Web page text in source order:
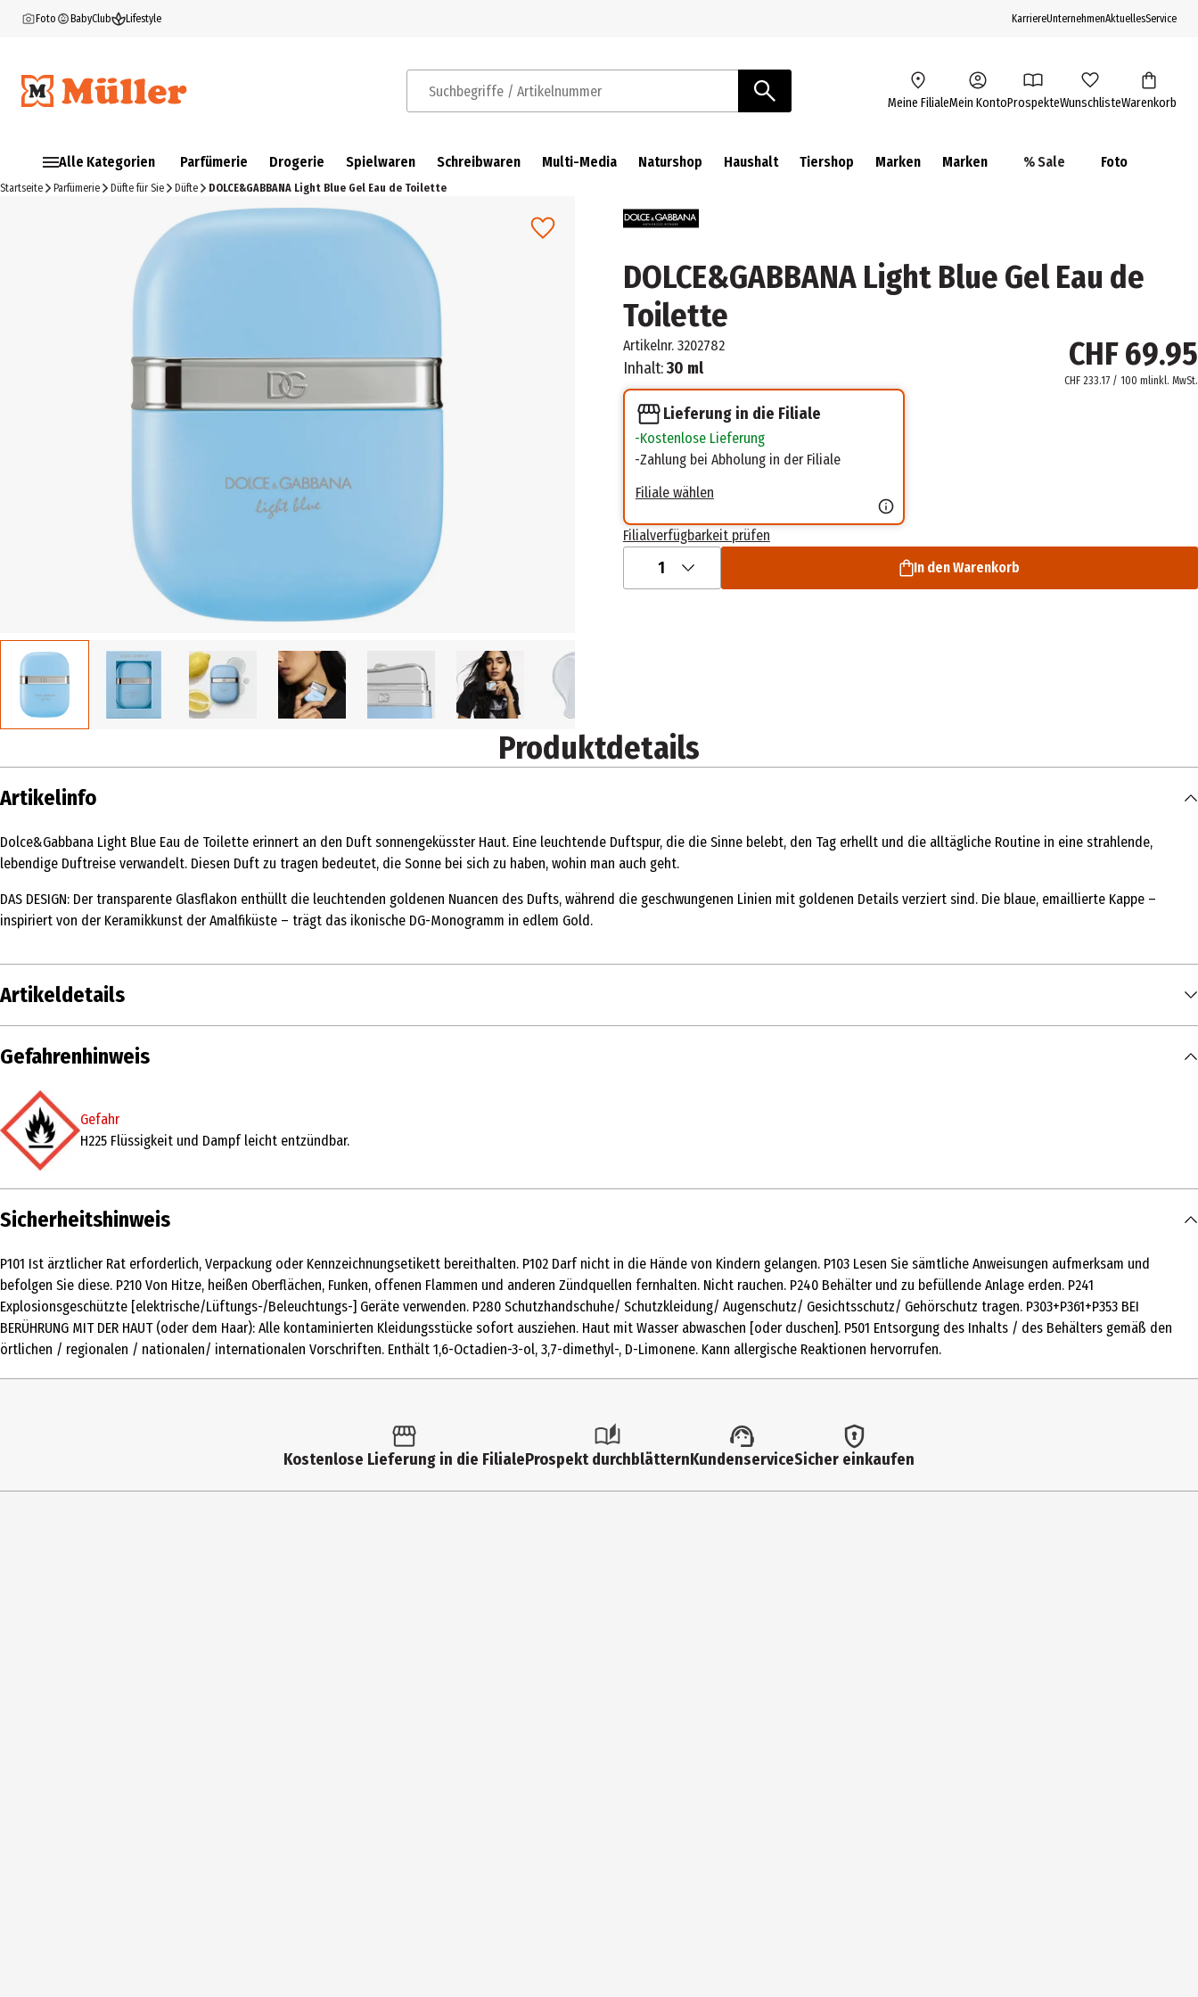
Foto BabyClub Lifestyle KarriereUnternehmenAktuellesService
Suchbegriffe / Artikelnummer Meine FilialeMein KontoProspekteWunschlisteWarenkorb
Alle Kategorien Parfümerie Drogerie Spielwaren Schreibwaren Multi-Media Naturshop Haushalt Tiershop Marken Marken % Sale Foto
Startseite Parfümerie Düfte für Sie Düfte DOLCE&GABBANA Light Blue Gel Eau de Toilette
DOLCE&GABBANA Light Blue Gel Eau de
Toilette
Artikelnr. 3202782
Inhalt:30 ml CHF 69.95
CHF 233.17 / 100 mlinkl. MwSt.
Lieferung in die Filiale
Kostenlose Lieferung
Zahlung bei Abholung in der Filiale
Filiale wählen
Filialverfügbarkeit prüfen
1 In den Warenkorb
Produktdetails
Artikelinfo
Dolce&Gabbana Light Blue Eau de Toilette erinnert an den Duft sonnengeküsster Haut. Eine leuchtende Duftspur, die die Sinne belebt, den Tag erhellt und die alltägliche Routine in eine strahlende,
lebendige Duftreise verwandelt. Diesen Duft zu tragen bedeutet, die Sonne bei sich zu haben, wohin man auch geht.
DAS DESIGN: Der transparente Glasflakon enthüllt die leuchtenden goldenen Nuancen des Dufts, während die geschwungenen Linien mit goldenen Details verziert sind. Die blaue, emaillierte Kappe –
inspiriert von der Keramikkunst der Amalfiküste – trägt das ikonische DG-Monogramm in edlem Gold.
Artikeldetails
Inhalt
Duftkonzentration
Anwendungsart
Duftnote frisch
Duftwirkung sinnlich
Inhaltsstoffe
INGREDIENTS: ALCOHOL DENAT., PARFUM (FRAGRANCE), AQUA (WATER), TETRAMETHYL ACETYLOCTAHYDRONAPHTHALENES, LIMONENE, HEXAMETHYLINDANOPYRAN, CITRUS AURANTIUM
BERGAMIA (BERGAMOT) PEEL OIL, COUMARIN, BENZYL SALICYLATE, ETHYLHEXYL METHOXYCINNAMATE, LINALYL ACETATE, CITRUS LIMON (LEMON) PEEL OIL, PINENE, VANILLIN,
DIETHYLAMINO HYDROXYBENZOYL HEXYL BENZOATE, LINALOOL, PENTAERYTHRITYL TETRA-DI-T-BUTYL HYDROXYHYDROCINNAMATE, GERANIOL, ROSE KETONES, CITRAL, CINNAMOMUM
ZEYLANICUM BARK OIL, BETA-CARYOPHYLLENE, HEXADECANOLACTONE, GERANYL ACETATE, CINNAMAL, CITRONELLOL, TERPINOLENE, CITRIC ACID, HYDROXYCITRONELLAL, CINNAMYL
ALCOHOL, BENZYL BENZOATE, ALPHA-TERPINENE, TERPINEOL, SODIUM HYDROXIDE, CI 19140 (YELLOW 5), CI 15985 (YELLOW 6) Die Liste der Inhaltsstoffe wird regelmäßig aktualisiert.
trocknen, bevor Sie Kleidung anlegen. Auf warmen Hautpartien entfaltet sich der Duft besonders gut. Vermeiden Sie den Kontakt mit den Augen.
Gefahrenhinweis
Gefahr
H225 Flüssigkeit und Dampf leicht entzündbar.
Sicherheitshinweis
P101 Ist ärztlicher Rat erforderlich, Verpackung oder Kennzeichnungsetikett bereithalten. P102 Darf nicht in die Hände von Kindern gelangen. P103 Lesen Sie sämtliche Anweisungen aufmerksam und
befolgen Sie diese. P210 Von Hitze, heißen Oberflächen, Funken, offenen Flammen und anderen Zündquellen fernhalten. Nicht rauchen. P240 Behälter und zu befüllende Anlage erden. P241
Explosionsgeschützte [elektrische/Lüftungs-/Beleuchtungs-] Geräte verwenden. P280 Schutzhandschuhe/ Schutzkleidung/ Augenschutz/ Gesichtsschutz/ Gehörschutz tragen. P303+P361+P353 BEI
BERÜHRUNG MIT DER HAUT (oder dem Haar): Alle kontaminierten Kleidungsstücke sofort ausziehen. Haut mit Wasser abwaschen [oder duschen]. P501 Entsorgung des Inhalts / des Behälters gemäß den
örtlichen / regionalen / nationalen/ internationalen Vorschriften. Enthält 1,6-Octadien-3-ol, 3,7-dimethyl-, D-Limonene. Kann allergische Reaktionen hervorrufen.
Kostenlose Lieferung in die FilialeProspekt durchblätternKundenserviceSicher einkaufen